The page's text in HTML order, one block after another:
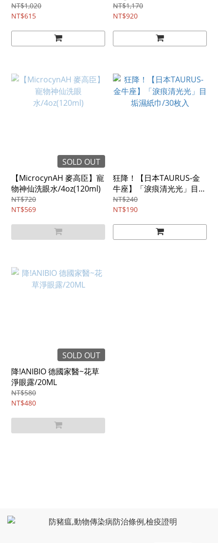
NT$1,020
NT$615
蜂膠不含抗生素
NT$1,170
NT$920
SOLD OUT
【MicrocynAH 麥高臣】寵
物神仙洗眼水/4oz(120ml)
NT$720
NT$569
狂降！【日本TAURUS-金
牛座】「淚痕清光光」目垢
濕紙巾/30枚入
NT$240
NT$190
SOLD OUT
降!ANIBIO 德國家醫~花草
淨眼露/20ML
NT$580
NT$480